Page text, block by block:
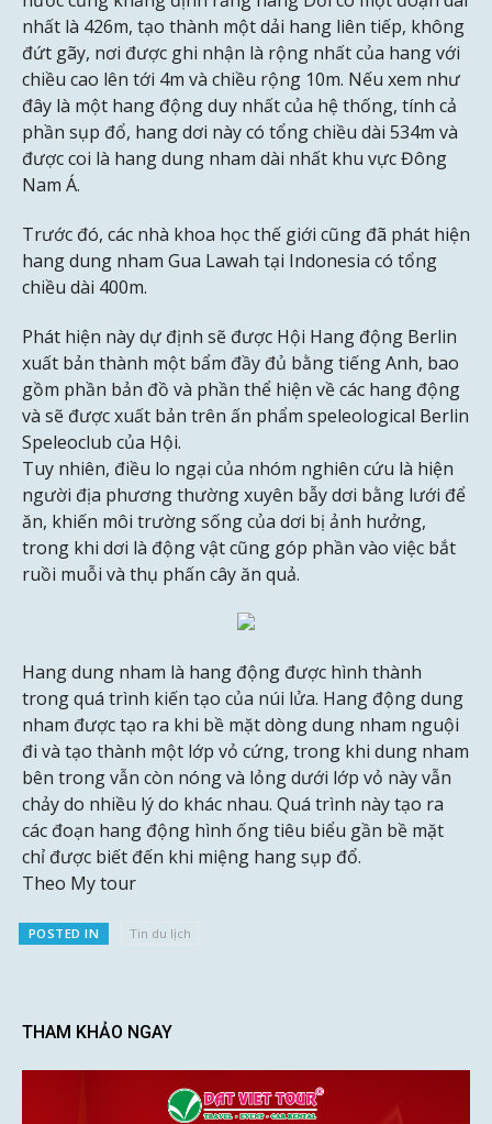
nhất là 426m, tạo thành một dải hang liên tiếp, không
đứt gãy, nơi được ghi nhận là rộng nhất của hang với
chiều cao lên tới 4m và chiều rộng 10m. Nếu xem như
đây là một hang động duy nhất của hệ thống, tính cả
phần sụp đổ, hang dơi này có tổng chiều dài 534m và
được coi là hang dung nham dài nhất khu vực Đông
Nam Á.
Trước đó, các nhà khoa học thế giới cũng đã phát hiện
hang dung nham Gua Lawah tại Indonesia có tổng
chiều dài 400m.
Phát hiện này dự định sẽ được Hội Hang động Berlin
xuất bản thành một bẩm đầy đủ bằng tiếng Anh, bao
gồm phần bản đồ và phần thể hiện về các hang động
và sẽ được xuất bản trên ấn phẩm speleological Berlin
Speleoclub của Hội.
Tuy nhiên, điều lo ngại của nhóm nghiên cứu là hiện
người địa phương thường xuyên bẫy dơi bằng lưới để
ăn, khiến môi trường sống của dơi bị ảnh hưởng,
trong khi dơi là động vật cũng góp phần vào việc bắt
ruồi muỗi và thụ phấn cây ăn quả.
Hang dung nham là hang động được hình thành
trong quá trình kiến tạo của núi lửa. Hang động dung
nham được tạo ra khi bề mặt dòng dung nham nguội
đi và tạo thành một lớp vỏ cứng, trong khi dung nham
bên trong vẫn còn nóng và lỏng dưới lớp vỏ này vẫn
chảy do nhiều lý do khác nhau. Quá trình này tạo ra
các đoạn hang động hình ống tiêu biểu gần bề mặt
chỉ được biết đến khi miệng hang sụp đổ.
Theo My tour
POSTED IN Tin du lịch
THAM KHẢO NGAY